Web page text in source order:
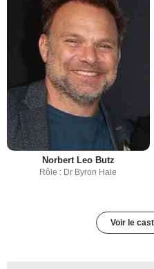
Norbert Leo Butz
Rôle : Dr Byron Hale
Voir le